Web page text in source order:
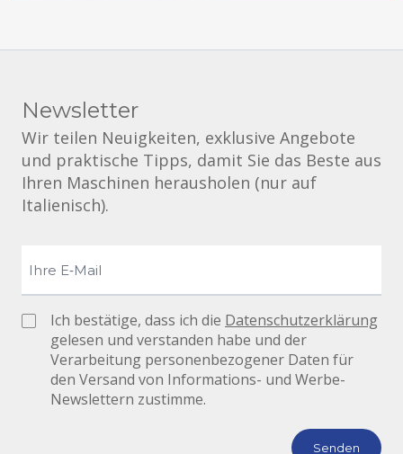
Newsletter
Wir teilen Neuigkeiten, exklusive Angebote
und praktische Tipps, damit Sie das Beste aus
Ihren Maschinen herausholen (nur auf
Italienisch).
Ich bestätige, dass ich die Datenschutzerklärung
gelesen und verstanden habe und der
Verarbeitung personenbezogener Daten für
den Versand von Informations- und Werbe-
Newslettern zustimme.